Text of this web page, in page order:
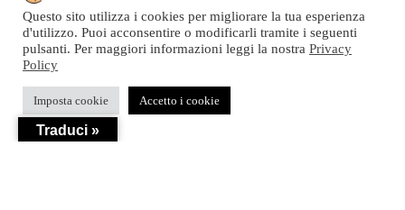
Copyright © 2020 SEGATTINI GROUP SRL - Web
powered by Dylog Italia S.p.a. - P.IVA 04550820239
Privacy
Questo sito utilizza i cookies per migliorare la tua esperienza
d'utilizzo. Puoi acconsentire o modificarli tramite i seguenti
pulsanti. Per maggiori informazioni leggi la nostra Privacy
Policy
Imposta cookie Accetto i cookie
Traduci »